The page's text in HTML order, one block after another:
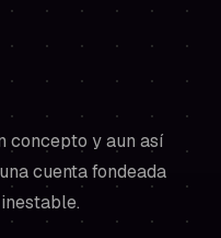
concepto y aun así
cuenta fondeada